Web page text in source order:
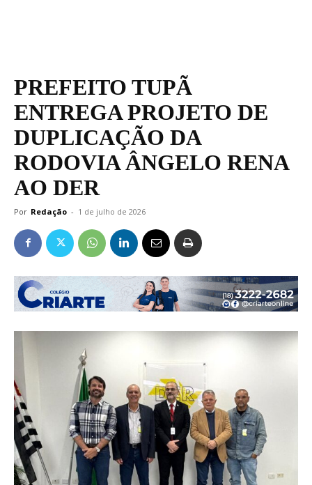
PREFEITO TUPÃ
ENTREGA PROJETO DE
DUPLICAÇÃO DA
RODOVIA ÂNGELO RENA
AO DER
Por Redação - 1 de julho de 2026